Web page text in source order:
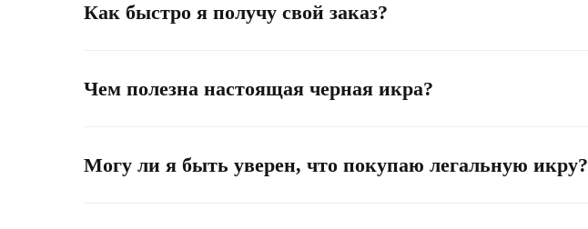
Как быстро я получу свой заказ?
Чем полезна настоящая черная икра?
Могу ли я быть уверен, что покупаю легальную икру?